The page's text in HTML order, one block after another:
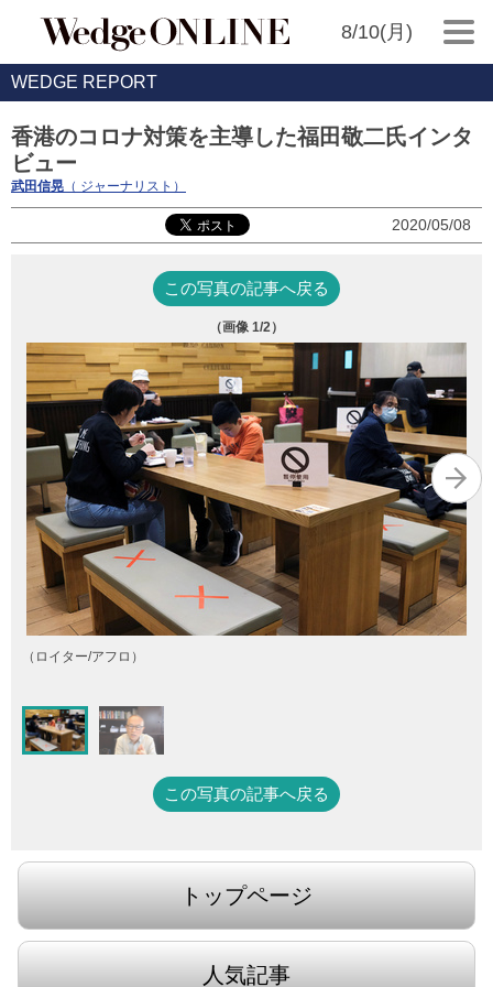
8/10(月)
WEDGE REPORT
香港のコロナ対策を主導した福田敬二氏インタ
ビュー
武田信晃 （ ジャーナリスト）
2020/05/08
この写真の記事へ戻る
（画像 1/2）
（ロイター/アフロ）
月
メ
この写真の記事へ戻る
トップページ
人気記事